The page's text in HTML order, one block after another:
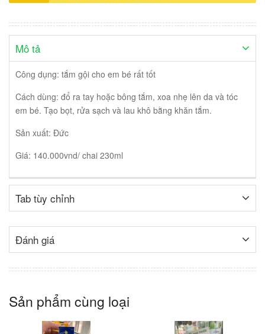
Mô tả
Công dụng: tắm gội cho em bé rất tốt
Cách dùng: đổ ra tay hoặc bông tắm, xoa nhẹ lên da và tóc
em bé. Tạo bọt, rửa sạch và lau khô bằng khăn tắm.
Sản xuất: Đức
Giá: 140.000vnd/ chai 230ml
Tab tùy chỉnh
Đánh giá
Sản phẩm cùng loại